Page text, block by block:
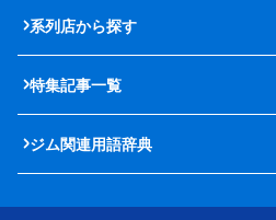
系列店から探す
特集記事一覧
ジム関連用語辞典